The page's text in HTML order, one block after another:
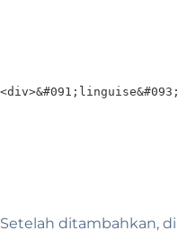
Setelah ditambahkan,